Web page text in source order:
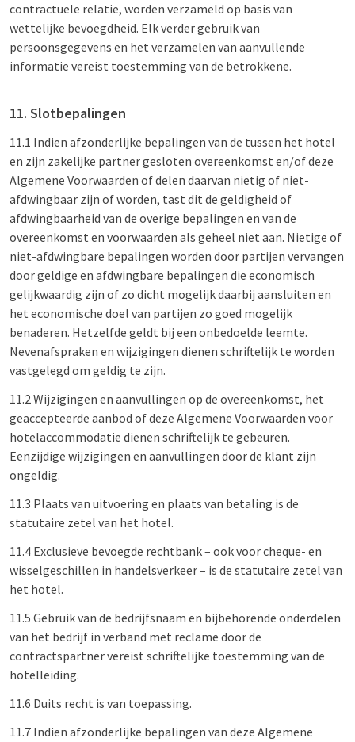
contractuele relatie, worden verzameld op basis van
wettelijke bevoegdheid. Elk verder gebruik van
persoonsgegevens en het verzamelen van aanvullende
informatie vereist toestemming van de betrokkene.
11. Slotbepalingen
11.1 Indien afzonderlijke bepalingen van de tussen het hotel
en zijn zakelijke partner gesloten overeenkomst en/of deze
Algemene Voorwaarden of delen daarvan nietig of niet-
afdwingbaar zijn of worden, tast dit de geldigheid of
afdwingbaarheid van de overige bepalingen en van de
overeenkomst en voorwaarden als geheel niet aan. Nietige of
niet-afdwingbare bepalingen worden door partijen vervangen
door geldige en afdwingbare bepalingen die economisch
gelijkwaardig zijn of zo dicht mogelijk daarbij aansluiten en
het economische doel van partijen zo goed mogelijk
benaderen. Hetzelfde geldt bij een onbedoelde leemte.
Nevenafspraken en wijzigingen dienen schriftelijk te worden
vastgelegd om geldig te zijn.
11.2 Wijzigingen en aanvullingen op de overeenkomst, het
geaccepteerde aanbod of deze Algemene Voorwaarden voor
hotelaccommodatie dienen schriftelijk te gebeuren.
Eenzijdige wijzigingen en aanvullingen door de klant zijn
ongeldig.
11.3 Plaats van uitvoering en plaats van betaling is de
statutaire zetel van het hotel.
11.4 Exclusieve bevoegde rechtbank – ook voor cheque- en
wisselgeschillen in handelsverkeer – is de statutaire zetel van
het hotel.
11.5 Gebruik van de bedrijfsnaam en bijbehorende onderdelen
van het bedrijf in verband met reclame door de
contractspartner vereist schriftelijke toestemming van de
hotelleiding.
11.6 Duits recht is van toepassing.
11.7 Indien afzonderlijke bepalingen van deze Algemene